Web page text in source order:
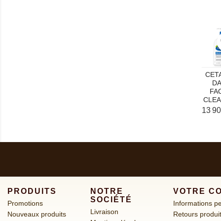
Prix
13
PRODUITS
Promotions
Nouveaux produits
NOTRE
SOCIÉTÉ
Livraison
VOTRE
Informations
Retours produit